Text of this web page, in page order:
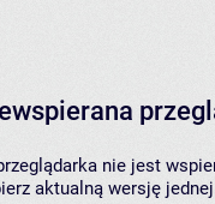
nie jest
aktualną wersję